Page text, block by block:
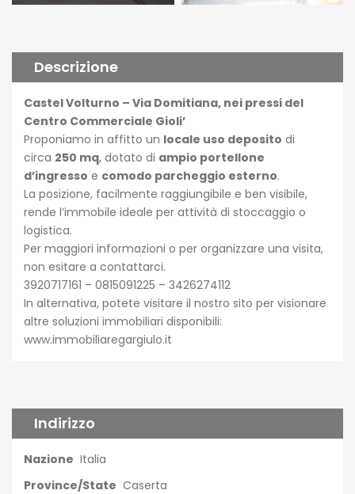
Descrizione
Castel Volturno – Via Domitiana, nei pressi del
Centro Commerciale Gioli’
Proponiamo in affitto un locale uso deposito di
circa 250 mq, dotato di ampio portellone
d’ingresso e comodo parcheggio esterno.
La posizione, facilmente raggiungibile e ben visibile,
rende l’immobile ideale per attività di stoccaggio o
logistica.
Per maggiori informazioni o per organizzare una visita,
non esitare a contattarci.
3920717161 – 0815091225 – 3426274112
In alternativa, potete visitare il nostro sito per visionare
altre soluzioni immobiliari disponibili:
www.immobiliaregargiulo.it
Indirizzo
Nazione Italia
Province/State Caserta